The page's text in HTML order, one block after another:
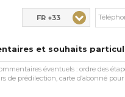
FR +33
et souhaits